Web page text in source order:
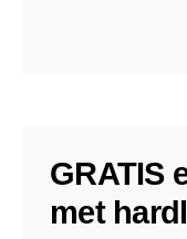
GRATIS
met